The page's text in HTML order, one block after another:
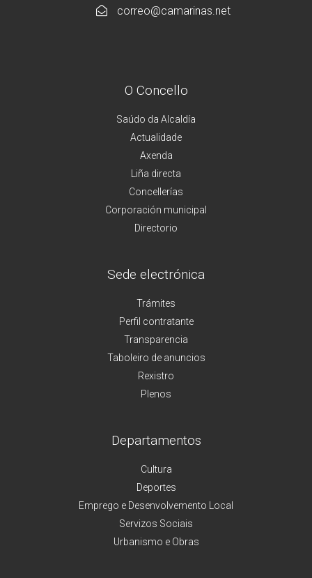
correo@camarinas.net
O Concello
Saúdo da Alcaldía
Actualidade
Axenda
Liña directa
Concellerías
Corporación municipal
Directorio
Sede electrónica
Trámites
Perfil contratante
Transparencia
Taboleiro de anuncios
Rexistro
Plenos
Departamentos
Cultura
Deportes
Emprego e Desenvolvemento Local
Servizos Sociais
Urbanismo e Obras